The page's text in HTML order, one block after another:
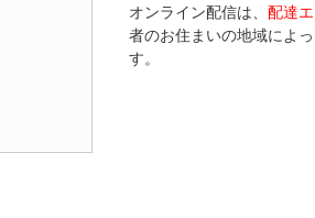
オンライン配信は、 配達
者のお住まいの地域によ
す。